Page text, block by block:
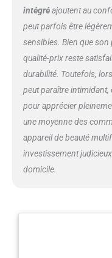
intégréajoutent au
peut parfois être
sensibles. Bien que
qualité-prix reste
durabilité. Toutefois,
peut paraître intimidant,
pour apprécier
une moyenne des
appareil de beauté
investissement
domicile.